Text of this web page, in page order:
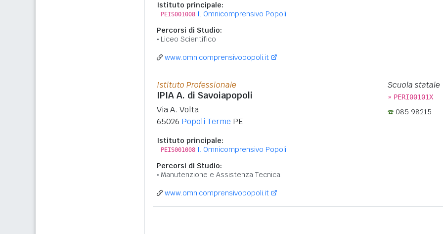
Istituto principale:
PEIS001008 I. Omnicomprensivo Popoli
Percorsi di Studio:
Liceo Scientifico
www.omnicomprensivopopoli.it
Istituto Professionale
IPIA A. di Savoiapopoli
Via A. Volta
65026 Popoli Terme PE
Istituto principale:
PEIS001008 I. Omnicomprensivo Popoli
Percorsi di Studio:
Manutenzione e Assistenza Tecnica
Scuola statale
» PERI00101X
085 98215
www.omnicomprensivopopoli.it